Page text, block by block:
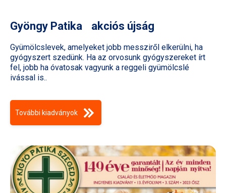
Gyöngy Patika akciós újság
Gyümölcslevek, amelyeket jobb messziről elkerülni, ha
gyógyszert szedünk. Ha az orvosunk gyógyszereket írt
fel, jobb ha óvatosak vagyunk a reggeli gyümölcslé
ivással is..
További kiadványok